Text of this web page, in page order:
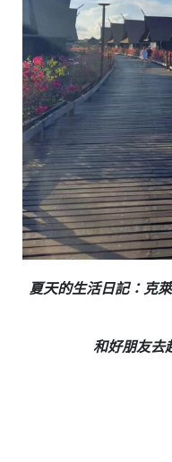
夏天的生活日記：克
和好朋友去